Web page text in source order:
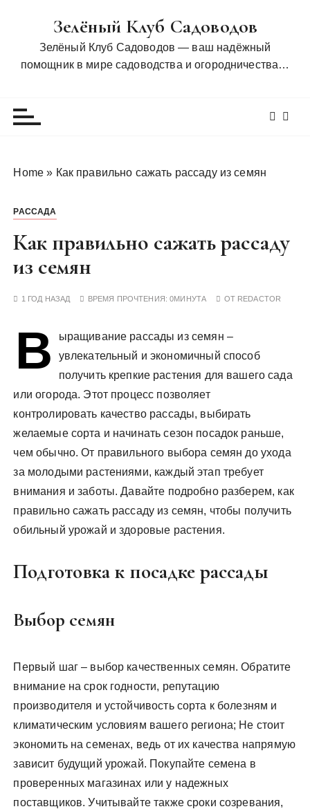
Зелёный Клуб Садоводов
Зелёный Клуб Садоводов — ваш надёжный
помощник в мире садоводства и огородничества…
Home » Как правильно сажать рассаду из семян
РАССАДА
Как правильно сажать рассаду
из семян
1 ГОД НАЗАД ВРЕМЯ ПРОЧТЕНИЯ:0МИНУТА ОТ REDACTOR
В
ыращивание рассады из семян –
увлекательный и экономичный способ
получить крепкие растения для вашего сада
или огорода. Этот процесс позволяет
контролировать качество рассады, выбирать
желаемые сорта и начинать сезон посадок раньше,
чем обычно. От правильного выбора семян до ухода
за молодыми растениями, каждый этап требует
внимания и заботы. Давайте подробно разберем, как
правильно сажать рассаду из семян, чтобы получить
обильный урожай и здоровые растения.
Подготовка к посадке рассады
Выбор семян
Первый шаг – выбор качественных семян. Обратите
внимание на срок годности, репутацию
производителя и устойчивость сорта к болезням и
климатическим условиям вашего региона; Не стоит
экономить на семенах, ведь от их качества напрямую
зависит будущий урожай. Покупайте семена в
проверенных магазинах или у надежных
поставщиков. Учитывайте также сроки созревания,